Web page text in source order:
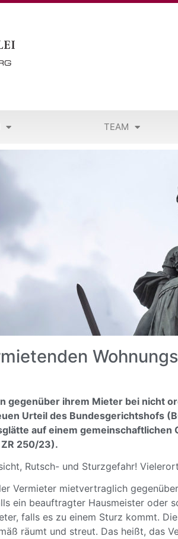
TEAM
gegenüber ihrem Mieter bei nicht
Urteil des Bundesgerichtshofs
auf einem
250/23).
Rutsch- und Sturzgefahr!
Vermieter mietvertraglich
ein beauftragter Hausmeister
falls es zu einem Sturz kommt.
räumt und streut. Das heißt, das